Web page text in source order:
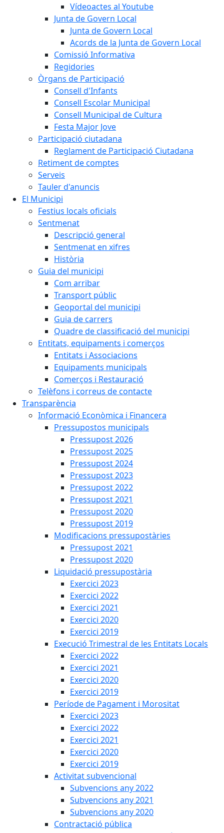
Vídeoactes al Youtube
Junta de Govern Local
Junta de Govern Local
Acords de la Junta de Govern Local
Comissió Informativa
Regidories
Òrgans de Participació
Consell d'Infants
Consell Escolar Municipal
Consell Municipal de Cultura
Festa Major Jove
Participació ciutadana
Reglament de Participació Ciutadana
Retiment de comptes
Serveis
Tauler d'anuncis
El Municipi
Festius locals oficials
Sentmenat
Descripció general
Sentmenat en xifres
Història
Guia del municipi
Com arribar
Transport públic
Geoportal del municipi
Guia de carrers
Quadre de classificació del municipi
Entitats, equipaments i comerços
Entitats i Associacions
Equipaments municipals
Comerços i Restauració
Telèfons i correus de contacte
Transparència
Informació Econòmica i Financera
Pressupostos municipals
Pressupost 2026
Pressupost 2025
Pressupost 2024
Pressupost 2023
Pressupost 2022
Pressupost 2021
Pressupost 2020
Pressupost 2019
Modificacions pressupostàries
Pressupost 2021
Pressupost 2020
Liquidació pressupostària
Exercici 2023
Exercici 2022
Exercici 2021
Exercici 2020
Exercici 2019
Execució Trimestral de les Entitats Locals
Exercici 2022
Exercici 2021
Exercici 2020
Exercici 2019
Període de Pagament i Morositat
Exercici 2023
Exercici 2022
Exercici 2021
Exercici 2020
Exercici 2019
Activitat subvencional
Subvencions any 2022
Subvencions any 2021
Subvencions any 2020
Contractació pública